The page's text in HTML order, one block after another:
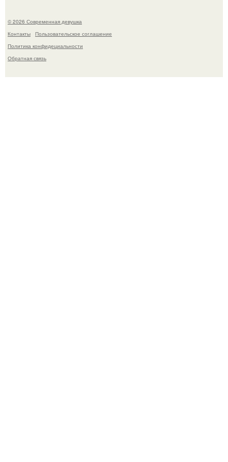
© 2026 Современная девушка
Контакты
Пользовательское соглашение
Политика конфидециальности
Обратная связь